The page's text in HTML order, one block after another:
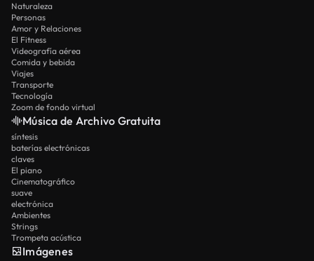
Naturaleza
Personas
Amor y Relaciones
El Fitness
Videografía aérea
Comida y bebida
Viajes
Transporte
Tecnología
Zoom de fondo virtual
Música de Archivo Gratuita
síntesis
baterías electrónicas
claves
El piano
Cinematográfico
suave
electrónica
Ambientes
Strings
Trompeta acústica
Imágenes